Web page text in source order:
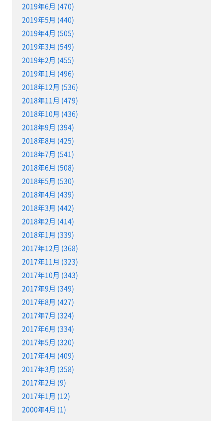
2019年6月 (470)
2019年5月 (440)
2019年4月 (505)
2019年3月 (549)
2019年2月 (455)
2019年1月 (496)
2018年12月 (536)
2018年11月 (479)
2018年10月 (436)
2018年9月 (394)
2018年8月 (425)
2018年7月 (541)
2018年6月 (508)
2018年5月 (530)
2018年4月 (439)
2018年3月 (442)
2018年2月 (414)
2018年1月 (339)
2017年12月 (368)
2017年11月 (323)
2017年10月 (343)
2017年9月 (349)
2017年8月 (427)
2017年7月 (324)
2017年6月 (334)
2017年5月 (320)
2017年4月 (409)
2017年3月 (358)
2017年2月 (9)
2017年1月 (12)
2000年4月 (1)